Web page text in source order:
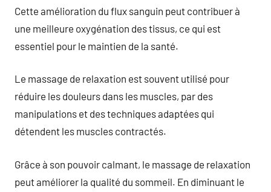
Cette amélioration du flux sanguin peut contribuer à
une meilleure oxygénation des tissus, ce qui est
essentiel pour le maintien de la santé.
Le massage de relaxation est souvent utilisé pour
réduire les douleurs dans les muscles, par des
manipulations et des techniques adaptées qui
détendent les muscles contractés.
Grâce à son pouvoir calmant, le massage de relaxation
peut améliorer la qualité du sommeil. En diminuant le